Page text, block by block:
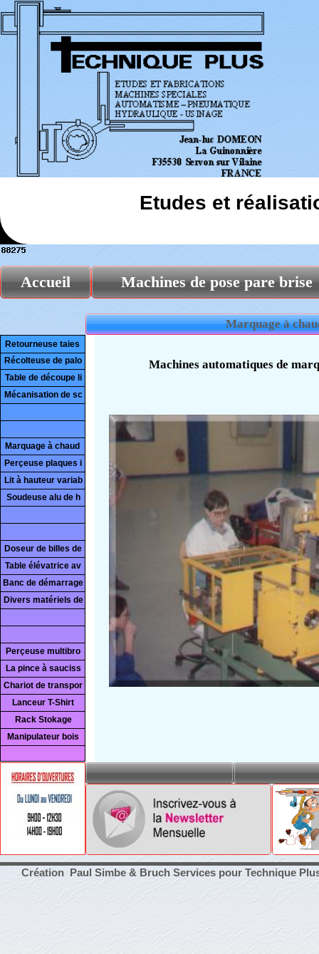
Retourneuse taies
Récolteuse de palo
Table de découpe li
Mécanisation de sc
Marquage à chaud
Perçeuse plaques i
Lit à hauteur variab
Soudeuse alu de h
Doseur de billes de
Table élévatrice av
Banc de démarrage
Divers matériels de
Perçeuse multibro
La pince à sauciss
Chariot de transpor
Lanceur T-Shirt
Rack Stokage
Manipulateur bois
Marquage à
Machines de pose pare brise
Accueil
Etudes et
Création Paul Simbe & Bruch Services pour Technique